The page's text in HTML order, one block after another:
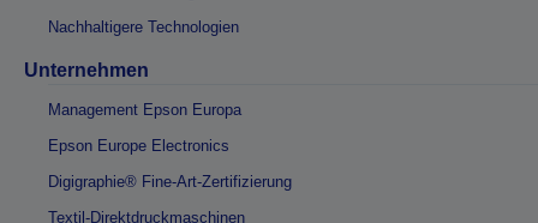
Nachhaltigere Technologien
Unternehmen
Management Epson Europa
Epson Europe Electronics
Digigraphie® Fine-Art-Zertifizierung
Textil-Direktdruckmaschinen